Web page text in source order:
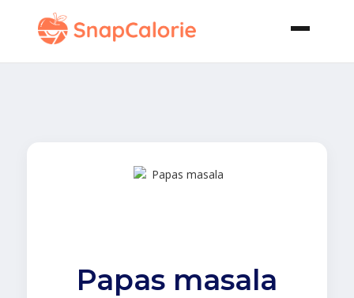
Papas masala